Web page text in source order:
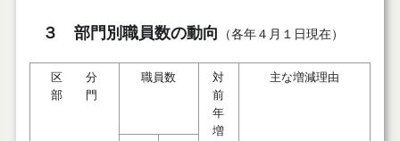
３ 部門別職員数の動向 （各年４月１日現在）
区 分
部 門
職員数
対
前
年
増
主な増減理由